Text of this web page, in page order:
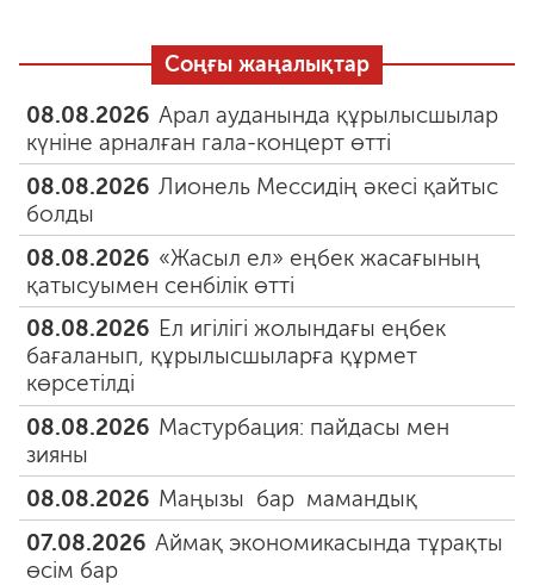
Соңғы жаңалықтар
08.08.2026 Арал ауданында құрылысшылар
күніне арналған гала-концерт өтті
08.08.2026 Лионель Мессидің әкесі қайтыс
болды
08.08.2026 «Жасыл ел» еңбек жасағының
қатысуымен сенбілік өтті
08.08.2026 Ел игілігі жолындағы еңбек
бағаланып, құрылысшыларға құрмет
көрсетілді
08.08.2026 Мастурбация: пайдасы мен
зияны
08.08.2026 Маңызы бар мамандық
07.08.2026 Аймақ экономикасында тұрақты
өсім бар